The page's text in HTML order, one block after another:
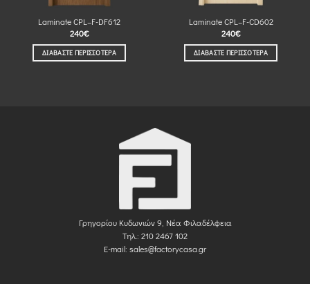
Laminate CPL–F-DF612
240€
ΔΙΑΒΆΣΤΕ ΠΕΡΙΣΣΌΤΕΡΑ
Laminate CPL–F-CD602
240€
ΔΙΑΒΆΣΤΕ ΠΕΡΙΣΣΌΤΕΡΑ
Γρηγορίου Κυδωνιών 9, Νέα Φιλαδέλφεια
Τηλ.: 210 2467 102
E-mail: sales@factorycasa.gr